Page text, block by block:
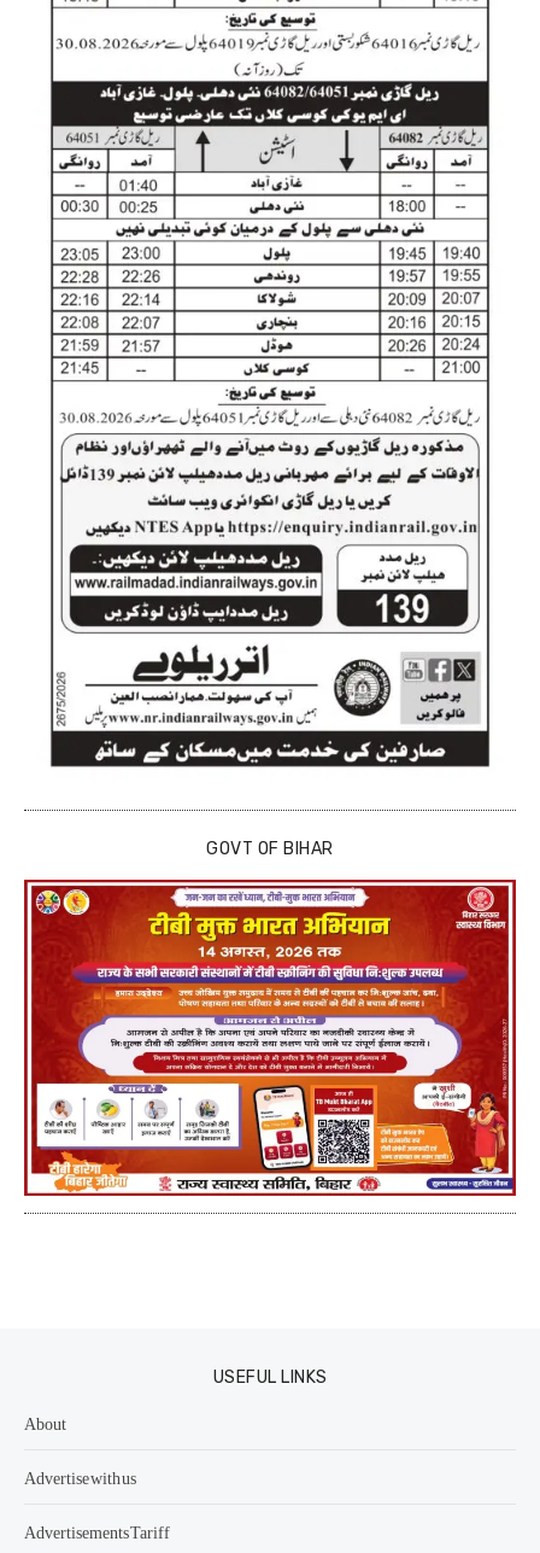
GOVT OF BIHAR
USEFUL LINKS
About
Advertise with us
Advertisements Tariff